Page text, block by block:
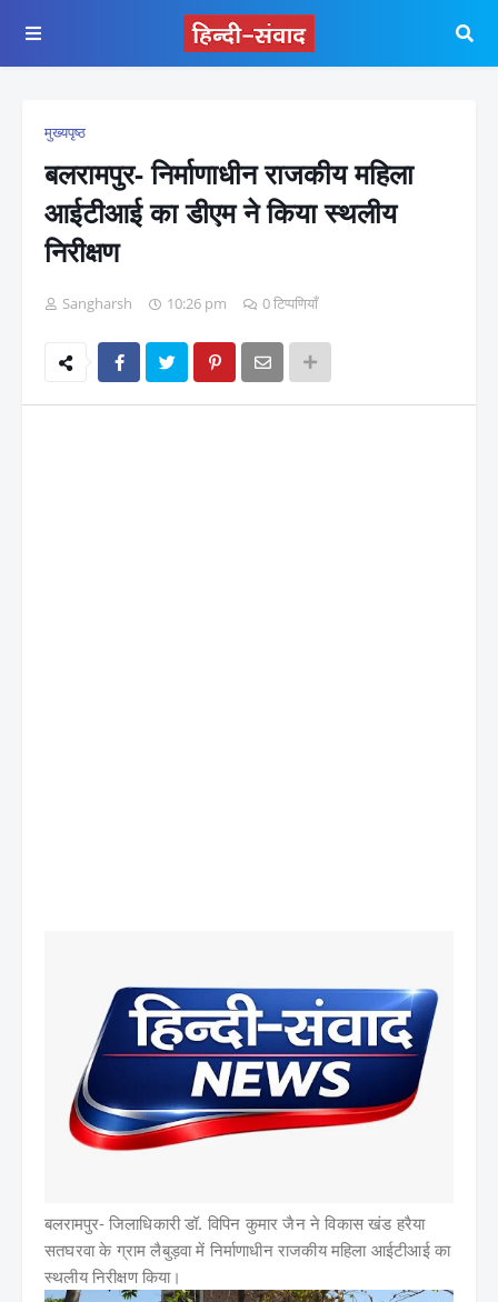
मुख्यपृष्ठ
बलरामपुर- निर्माणाधीन राजकीय महिला
आईटीआई का डीएम ने किया स्थलीय
निरीक्षण
Sangharsh 10:26 pm 0 टिप्पणियाँ
बलरामपुर- जिलाधिकारी डॉ. विपिन कुमार जैन ने विकास खंड हरैया
सतघरवा के ग्राम लैबुड़वा में निर्माणाधीन राजकीय महिला आईटीआई का
स्थलीय निरीक्षण किया।